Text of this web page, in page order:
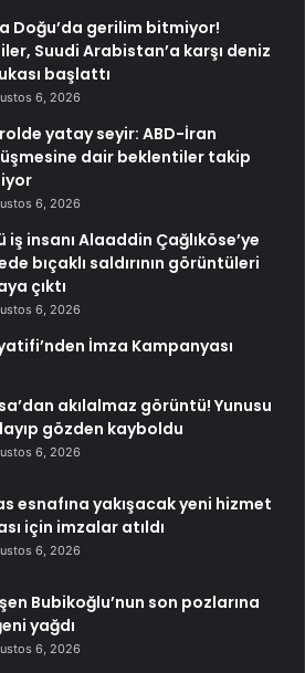
Doğu’da gerilim bitmiyor!
Suudi Arabistan’a karşı deniz
başlattı
6, 2026
yatay seyir: ABD-İran
dair beklentiler takip
6, 2026
iş insanı Alaaddin Çağlıköse’ye
bıçaklı saldırının görüntüleri
çıktı
6, 2026
İmza Kampanyası
akılalmaz görüntü! Yunusu
gözden kayboldu
6, 2026
esnafına yakışacak yeni hizmet
için imzalar atıldı
6, 2026
Bubikoğlu’nun son pozlarına
yağdı
6, 2026